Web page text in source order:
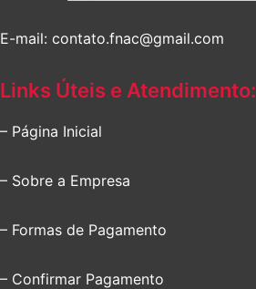
E-mail: contato.fnac@gmail.com
Links Úteis e Atendimento:
– Página Inicial
– Sobre a Empresa
– Formas de Pagamento
– Confirmar Pagamento